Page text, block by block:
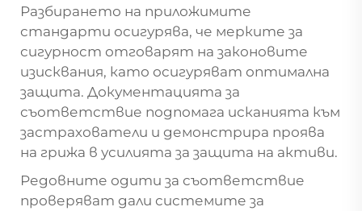
Разбирането на приложимите
стандарти осигурява, че мерките за
сигурност отговарят на законовите
изисквания, като осигуряват оптимална
защита. Документацията за
съответствие подпомага исканията към
застрахователи и демонстрира проява
на грижа в усилията за защита на активи.
Редовните одити за съответствие
проверяват дали системите за